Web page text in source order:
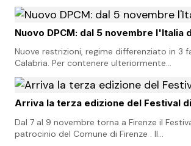
Nuovo DPCM: dal 5 novembre l'Italia
Nuove restrizioni, regime differenziato in 3
Calabria. Per contenere ulteriormente…
Arriva la terza edizione del Festival
Dal 7 al 9 novembre torna a Firenze il
patrocinio del Comune di Firenze . Il…